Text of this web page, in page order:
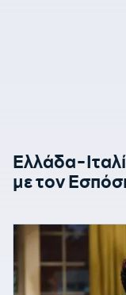
Ελλάδα-
με τον